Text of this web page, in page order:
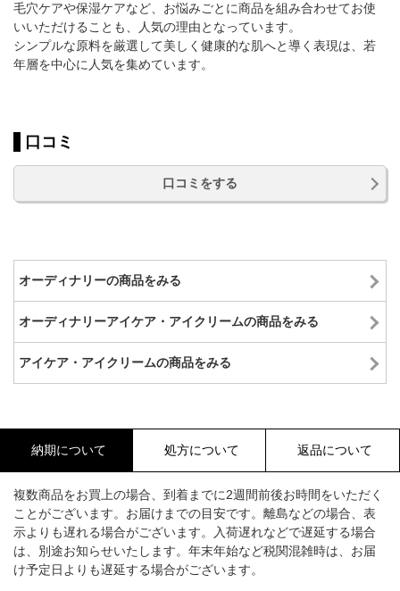
毛穴ケアや保湿ケアなど、お悩みごとに商品を組み合わせてお使
いいただけることも、人気の理由となっています。
シンプルな原料を厳選して美しく健康的な肌へと導く表現は、若
年層を中心に人気を集めています。
口コミ
口コミをする
オーディナリーの商品をみる
オーディナリーアイケア・アイクリームの商品をみる
アイケア・アイクリームの商品をみる
納期について 処方について 返品について
複数商品をお買上の場合、到着までに2週間前後お時間をいただく
ことがございます。お届けまでの目安です。離島などの場合、表
示よりも遅れる場合がございます。入荷遅れなどで遅延する場合
は、別途お知らせいたします。年末年始など税関混雑時は、お届
け予定日よりも遅延する場合がございます。